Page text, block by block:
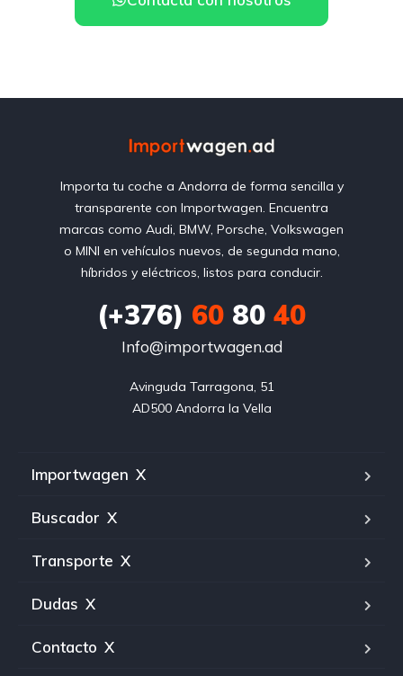
Importa tu coche a Andorra de forma sencilla y
transparente con Importwagen. Encuentra
marcas como Audi, BMW, Porsche, Volkswagen
o MINI en vehículos nuevos, de segunda mano,
híbridos y eléctricos, listos para conducir.
(+376) 60 80 40
Info@importwagen.ad
Avinguda Tarragona, 51
AD500 Andorra la Vella
Importwagen X
Buscador X
Transporte X
Dudas X
Contacto X